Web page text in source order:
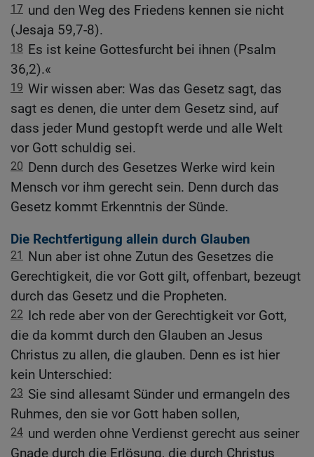
17 und den Weg des Friedens kennen sie nicht
(Jesaja 59,7-8).
18 Es ist keine Gottesfurcht bei ihnen (Psalm
36,2).«
19 Wir wissen aber: Was das Gesetz sagt, das
sagt es denen, die unter dem Gesetz sind, auf
dass jeder Mund gestopft werde und alle Welt
vor Gott schuldig sei.
20 Denn durch des Gesetzes Werke wird kein
Mensch vor ihm gerecht sein. Denn durch das
Gesetz kommt Erkenntnis der Sünde.
Die Rechtfertigung allein durch Glauben
21 Nun aber ist ohne Zutun des Gesetzes die
Gerechtigkeit, die vor Gott gilt, offenbart, bezeugt
durch das Gesetz und die Propheten.
22 Ich rede aber von der Gerechtigkeit vor Gott,
die da kommt durch den Glauben an Jesus
Christus zu allen, die glauben. Denn es ist hier
kein Unterschied:
23 Sie sind allesamt Sünder und ermangeln des
Ruhmes, den sie vor Gott haben sollen,
24 und werden ohne Verdienst gerecht aus seiner
Gnade durch die Erlösung, die durch Christus